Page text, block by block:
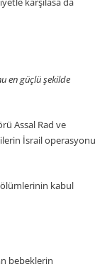
en güçlü şekilde
Assal Rad ve
İsrail operasyonu
ölümlerinin kabul
bebeklerin